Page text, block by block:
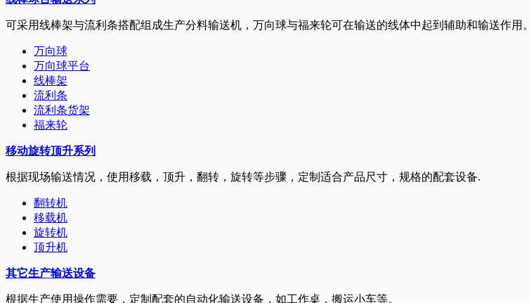
可采用线棒架与流利条搭配组成生产分料输送机，万向球与福来轮可在输送的线体中起到辅助和输送作用。
万向球
万向球平台
线棒架
流利条
流利条货架
福来轮
移动旋转顶升系列
根据现场输送情况，使用移载，顶升，翻转，旋转等步骤，定制适合产品尺寸，规格的配套设备.
翻转机
移载机
旋转机
顶升机
其它生产输送设备
根据生产使用操作需要，定制配套的自动化输送设备，如工作桌，搬运小车等。